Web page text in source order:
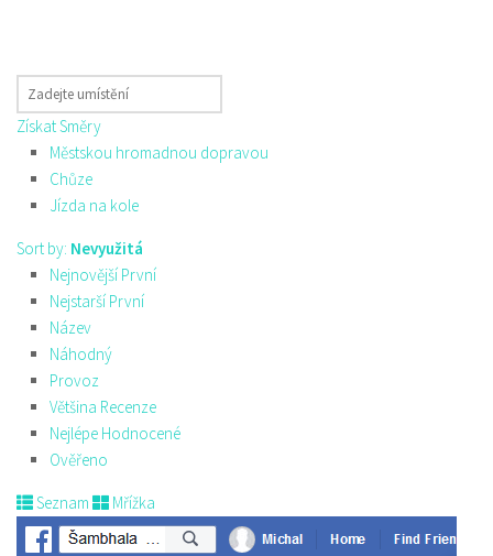
Získat Směry
Městskou hromadnou dopravou
Chůze
Jízda na kole
Sort by: Nevyužitá
Nejnovější První
Nejstarší První
Název
Náhodný
Provoz
Většina Recenze
Nejlépe Hodnocené
Ověřeno
Seznam Mřížka